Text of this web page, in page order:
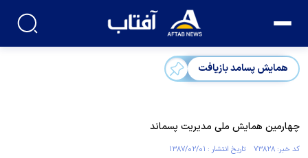
همایش پسامد بازیافت
چهارمين همايش ملی مديريت پسماند
کد خبر: ۷۳۸۲۸ تاریخ انتشار : ۱۳۸۷/۰۲/۰۱